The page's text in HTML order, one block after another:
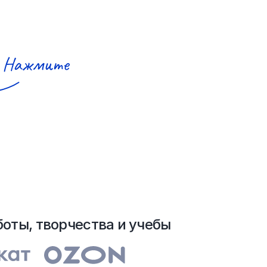
Нажмите
творчества и учебы